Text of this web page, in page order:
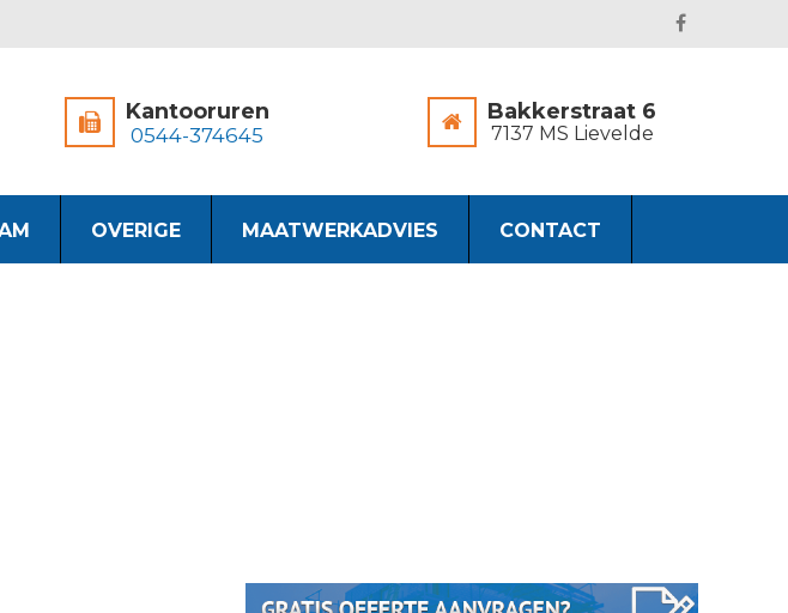
Kantooruren
0544-374645
Bakkerstraat 6
7137 MS Lievelde
OVERIGE MAATWERKADVIES CONTACT